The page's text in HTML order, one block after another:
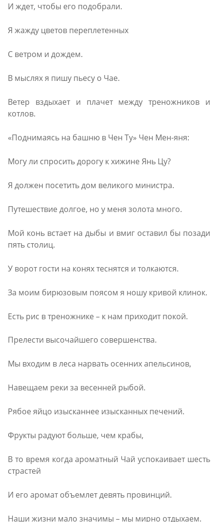
И ждет, чтобы его подобрали.
Я жажду цветов переплетенных
С ветром и дождем.
В мыслях я пишу пьесу о Чае.
Ветер вздыхает и плачет между треножников и
котлов.
«Поднимаясь на башню в Чен Ту» Чен Мен-яня:
Могу ли спросить дорогу к хижине Янь Цу?
Я должен посетить дом великого министра.
Путешествие долгое, но у меня золота много.
Мой конь встает на дыбы и вмиг оставил бы позади
пять столиц.
У ворот гости на конях теснятся и толкаются.
За моим бирюзовым поясом я ношу кривой клинок.
Есть рис в треножнике – к нам приходит покой.
Прелести высочайшего совершенства.
Мы входим в леса нарвать осенних апельсинов,
Навещаем реки за весенней рыбой.
Рябое яйцо изысканнее изысканных печений.
Фрукты радуют больше, чем крабы,
В то время когда ароматный Чай успокаивает шесть
страстей
И его аромат объемлет девять провинций.
Наши жизни мало значимы – мы мирно отдыхаем.